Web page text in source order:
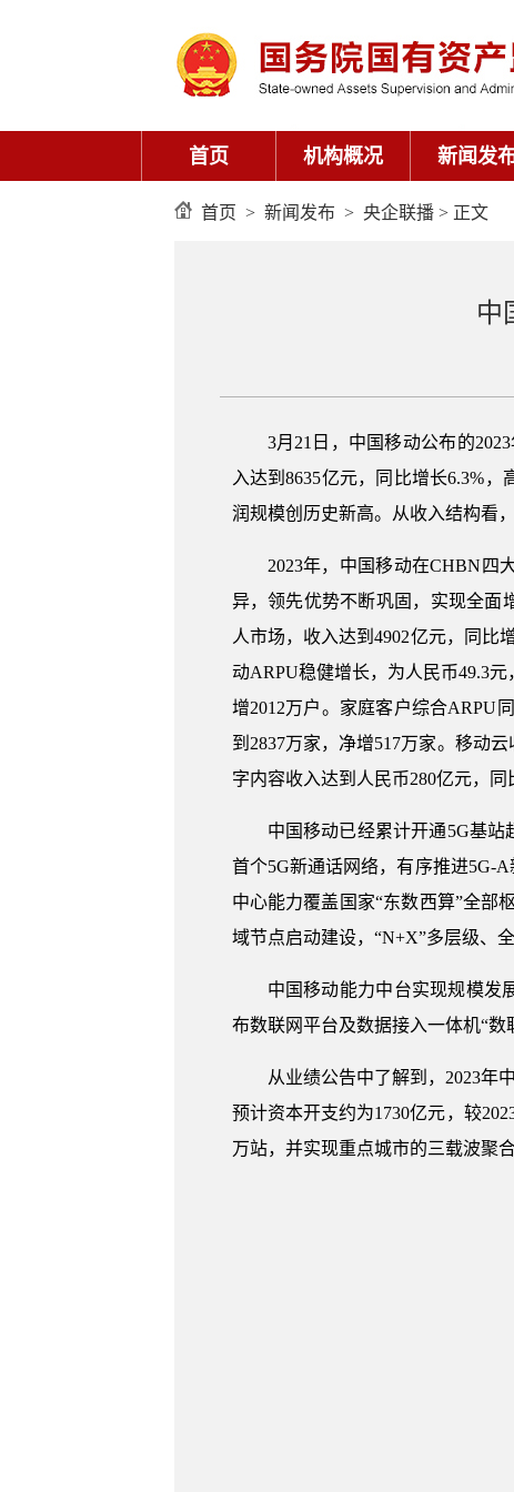
首页 机构概况 新闻发
首页 > 新闻发布 > 央企联播 > 正文
中
3月21日，中国移动公布的
入达到8635亿元，同比增长6.3%
润规模创历史新高。从收入结构看
2023年，中国移动在CHBN四
异，领先优势不断巩固，实现全面
人市场，收入达到4902亿元，同比
动ARPU稳健增长，为人民币49.3
增2012万户。家庭客户综合ARPU
到2837万家，净增517万家。移动
字内容收入达到人民币280亿元，同
中国移动已经累计开通5G基站
首个5G新通话网络，有序推进5G-
中心能力覆盖国家“东数西算”全部
域节点启动建设，“N+X”多层级、
中国移动能力中台实现规模发
布数联网平台及数据接入一体机“数
从业绩公告中了解到，2023年
预计资本开支约为1730亿元，较
万站，并实现重点城市的三载波聚